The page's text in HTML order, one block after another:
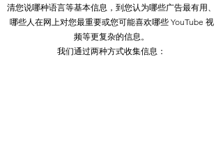
除非获得我们的书面许可，否则您不得
分发或商业利用内容。您也不得传输或
将其存储在任何其他网站或其他形式的
电子检索系统中。
清您说哪种语言等基本信息，到您认为哪些广告最有用、
哪些人在网上对您最重要或您可能喜欢哪些 YouTube 视
频等更复杂的信息。
我们通过两种方式收集信息：